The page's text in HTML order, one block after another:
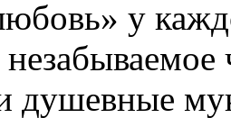
у
душевные